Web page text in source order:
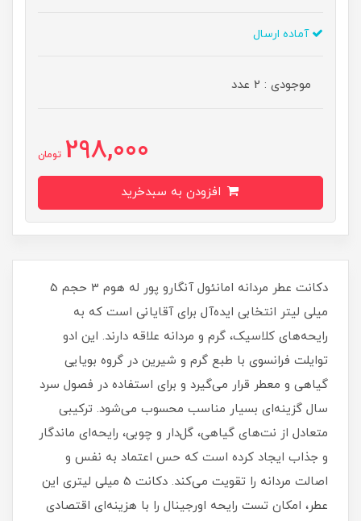
آماده ارسال
موجودی : 2 عدد
298,000 تومان
دکانت عطر مردانه امانئول آنگارو پور له هوم 3 حجم 5
میلی لیتر انتخابی ایده‌آل برای آقایانی است که به
رایحه‌های کلاسیک، گرم و مردانه علاقه دارند. این ادو
توایلت فرانسوی با طبع گرم و شیرین در گروه بویایی
گیاهی و معطر قرار می‌گیرد و برای استفاده در فصول سرد
سال گزینه‌ای بسیار مناسب محسوب می‌شود. ترکیبی
متعادل از نت‌های گیاهی، گل‌دار و چوبی، رایحه‌ای ماندگار
و جذاب ایجاد کرده است که حس اعتماد به‌ نفس و
اصالت مردانه را تقویت می‌کند. دکانت 5 میلی‌ لیتری این
عطر، امکان تست رایحه اورجینال را با هزینه‌ای اقتصادی